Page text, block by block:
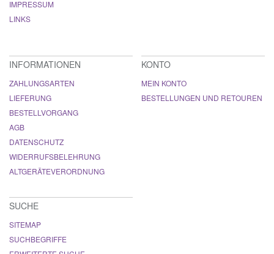
IMPRESSUM
LINKS
INFORMATIONEN
ZAHLUNGSARTEN
LIEFERUNG
BESTELLVORGANG
AGB
DATENSCHUTZ
WIDERRUFSBELEHRUNG
ALTGERÄTEVERORDNUNG
KONTO
MEIN KONTO
BESTELLUNGEN UND RETOUREN
SUCHE
SITEMAP
SUCHBEGRIFFE